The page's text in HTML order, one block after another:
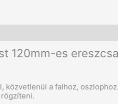
120mm-es
közvetlenül a falhoz,